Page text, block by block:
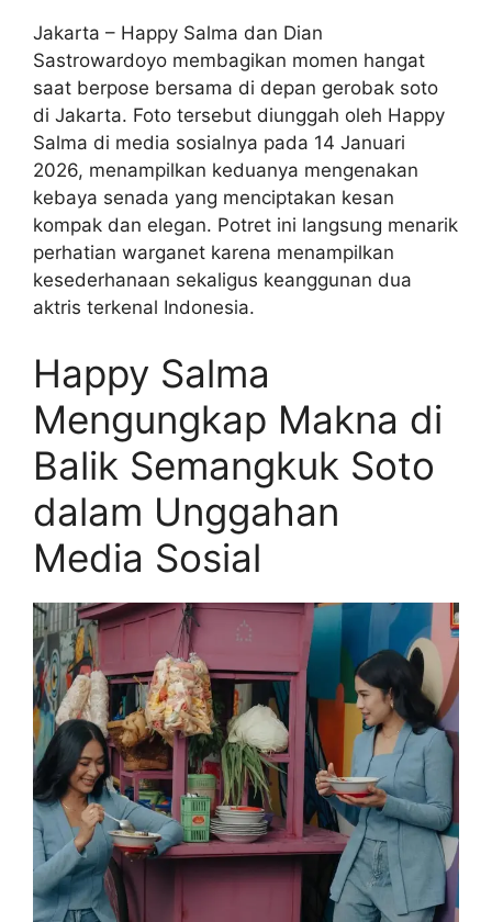
Jakarta – Happy Salma dan Dian
Sastrowardoyo membagikan momen hangat
saat berpose bersama di depan gerobak soto
di Jakarta. Foto tersebut diunggah oleh Happy
Salma di media sosialnya pada 14 Januari
2026, menampilkan keduanya mengenakan
kebaya senada yang menciptakan kesan
kompak dan elegan. Potret ini langsung menarik
perhatian warganet karena menampilkan
kesederhanaan sekaligus keanggunan dua
aktris terkenal Indonesia.
Happy Salma
Mengungkap Makna di
Balik Semangkuk Soto
dalam Unggahan
Media Sosial